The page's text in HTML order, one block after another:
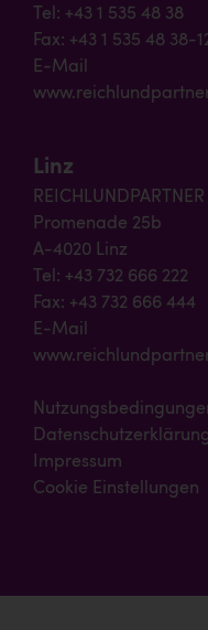
Tel: +43 1 535 48 38
Fax: +43 1 535 48 38-
E-Mail
Linz
REICHLUNDPARTNER
Promenade 25b
A-4020 Linz
Tel: +43 732 666 222
Fax: +43 732 666 444
E-Mail
Datenschutzerklärung
Impressum
Cookie Einstellungen